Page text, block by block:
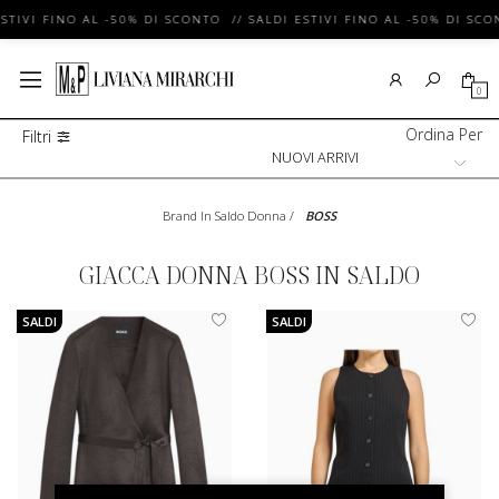
FINO AL -50% DI SCONTO // SALDI ESTIVI FINO AL -50% DI
0
Filtri Ordina Per
Brand In Saldo Donna / BOSS
GIACCA DONNA BOSS IN SALDO
SALDI SALDI